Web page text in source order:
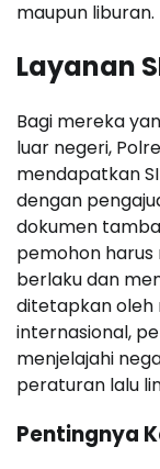
maupun liburan.
Layanan
Bagi mereka
luar negeri,
mendapatkan
dengan
dokumen
pemohon harus
berlaku dan
ditetapkan oleh
internasional,
menjelajahi
peraturan lalu
Pentingnya